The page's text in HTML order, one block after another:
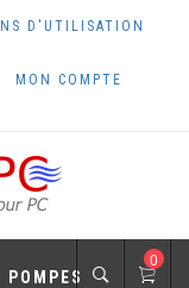
D'UTILISATION
MON COMPTE
POMPES
0